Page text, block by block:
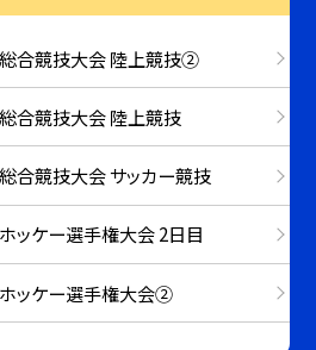
合競技大会 陸上競技②
合競技大会 陸上競技
合競技大会 サッカー競技
ッケー選手権大会 2日目
ッケー選手権大会②